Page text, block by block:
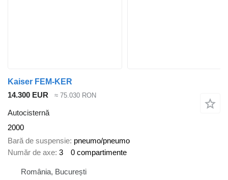
Kaiser FEM-KER
14.300 EUR
≈ 75.030 RON
Autocisternă
2000
Bară de suspensie pneumo/pneumo
Număr de axe 3 0 compartimente
România, București